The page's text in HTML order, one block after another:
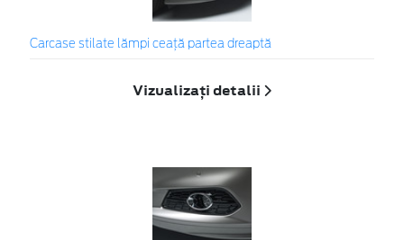
Carcase stilate lămpi ceaţă partea dreaptă
Vizualizați detalii